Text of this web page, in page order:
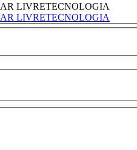
AR LIVRETECNOLOGIA
AR LIVRETECNOLOGIA